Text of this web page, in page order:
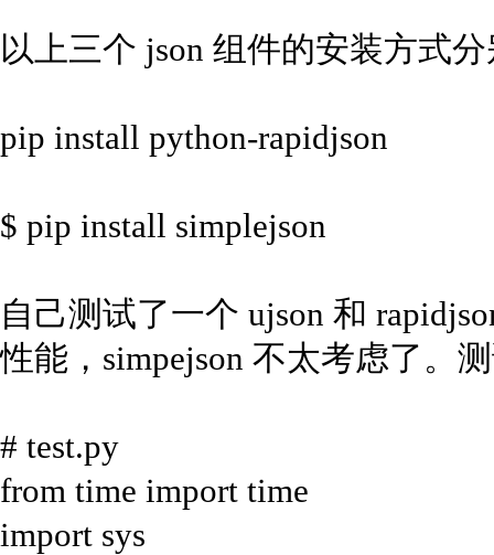
以上三个 json 组件的安装方式
pip install python-rapidjson
$ pip install simplejson
自己测试了一个 ujson 和
性能，simpejson 不太考虑了。
# test.py
from time import time
import sys